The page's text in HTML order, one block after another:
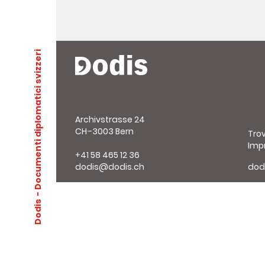
Dodis
- Documenti diplomatici svizzeri
Archivstrasse 24
CH–3003 Bern
+41 58 465 12 36
dodis@dodis.ch